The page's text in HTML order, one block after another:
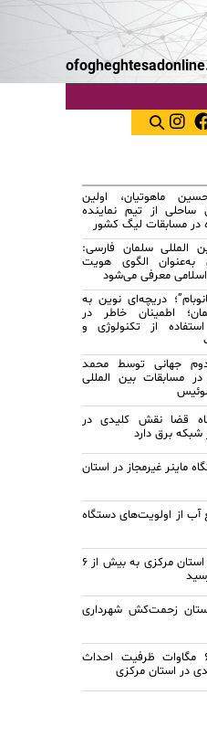
ماهوتیان، اولین
ساحلی از تیم نماینده
در مسابقات لیگ کشور
المللی سلمان فارسی:
به‌عنوان الگوی هویت
معرفی می‌شود
دریچه‌ای نوین به
اطمینان خاطر در
از تکنولوژی و
جهانی توسط محمد
مسابقات بین المللی
قضا نقش کلیدی در
شبکه برق دارد
دستگاه ماینر غیرمجاز در استان
آب از اولویت‌های دستگاه
جوجه ریزی در استان مرکزی به بیش از ۶
زحمت‌کش شهرداری
شناسایی ۶۸۰۰ مگاوات ظرفیت احداث
در استان مرکزی